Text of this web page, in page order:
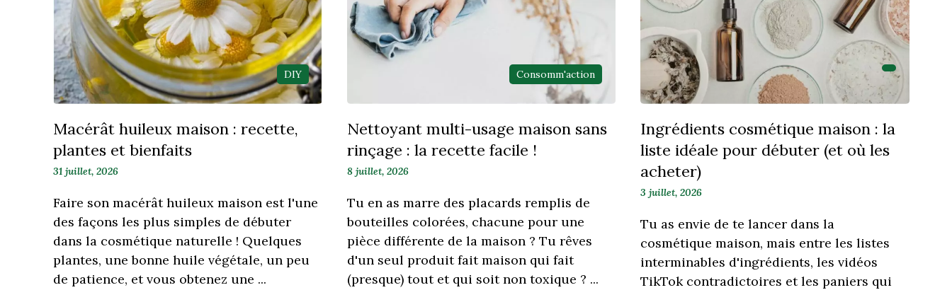
DIY
Macérât huileux maison : recette,
plantes et bienfaits
31 juillet, 2026
Faire son macérât huileux maison est l'une
des façons les plus simples de débuter
dans la cosmétique naturelle ! Quelques
plantes, une bonne huile végétale, un peu
de patience, et vous obtenez une ...
Consomm'action
Nettoyant multi-usage maison sans
rinçage : la recette facile !
8 juillet, 2026
Tu en as marre des placards remplis de
bouteilles colorées, chacune pour une
pièce différente de la maison ? Tu rêves
d'un seul produit fait maison qui fait
(presque) tout et qui soit non toxique ? ...
Ingrédients cosmétique maison : la
liste idéale pour débuter (et où les
acheter)
3 juillet, 2026
Tu as envie de te lancer dans la
cosmétique maison, mais entre les listes
interminables d'ingrédients, les vidéos
TikTok contradictoires et les paniers qui